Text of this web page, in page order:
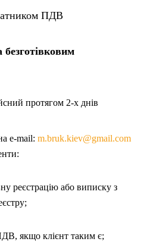
ПДВ
безготівковим
протягом 2-х днів
e-mail: m.bruk.kiev@gmail.com
реєстрацію або виписку з
якщо клієнт таким є;